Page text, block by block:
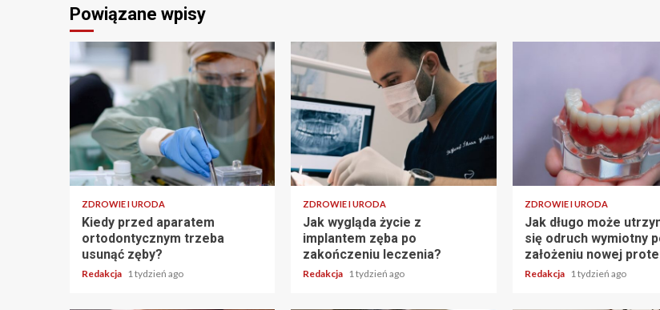
Powiązane wpisy
ZDROWIE I URODA
Kiedy przed aparatem
ortodontycznym trzeba
usunąć zęby?
Redakcja 1 tydzień ago
ZDROWIE I URODA
Jak wygląda życie z
implantem zęba po
zakończeniu leczenia?
Redakcja 1 tydzień ago
ZDROWIE I URODA
Jak długo może
się odruch wymiotny
założeniu nowej
Redakcja 1 tydzień ago